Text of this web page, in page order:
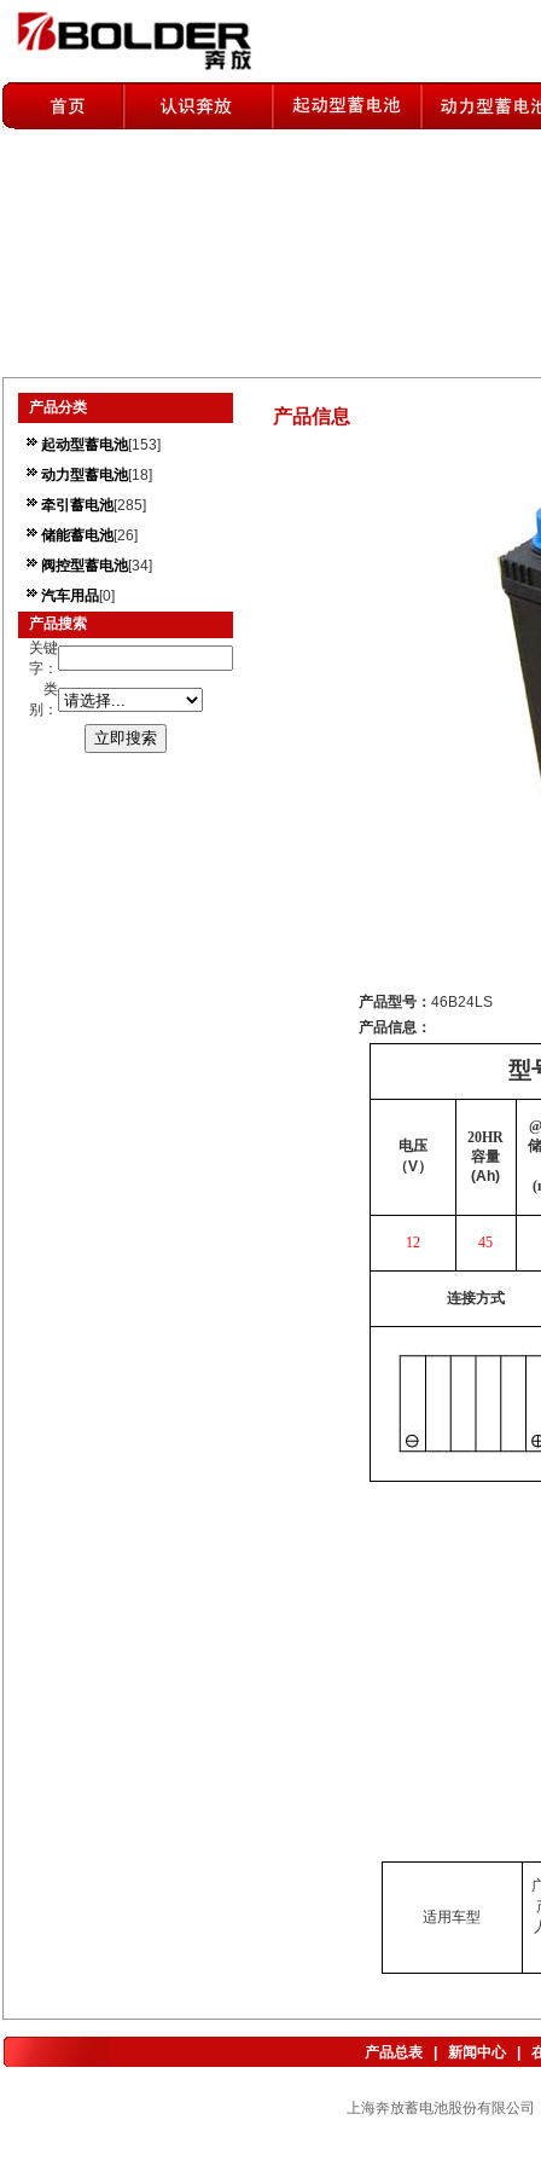
产品分类
起动型蓄电池[153]
动力型蓄电池[18]
牵引蓄电池[285]
储能蓄电池[26]
阀控型蓄电池[34]
汽车用品[0]
产品搜索
关键
字：
类
别：
产品信息
产品型号： 46B24LS
产品信息：
型
电压
（V）
20HR
容量
(Ah)
@
12 45
连接方式
适用车型
产品总表| 新闻中心|
上海奔放蓄电池股份有限公